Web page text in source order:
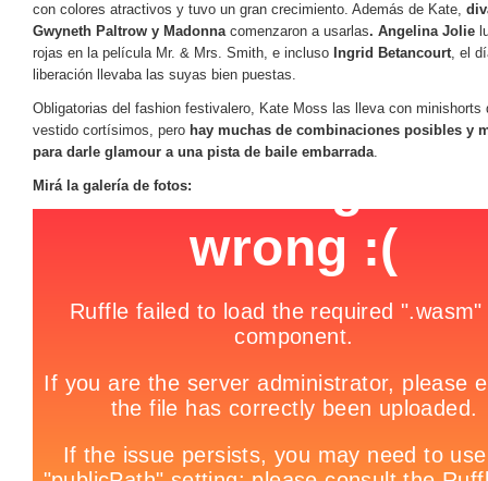
con colores atractivos y tuvo un gran crecimiento. Además de Kate,
Gwyneth Paltrow y Madonna comenzaron a usarlas. Angelina Jolie
rojas en la película Mr. & Mrs. Smith, e incluso Ingrid Betancourt, el
liberación llevaba las suyas bien puestas.
Obligatorias del fashion festivalero, Kate Moss las lleva con minishorts
vestido cortísimos, pero hay muchas de combinaciones posibles y
para darle glamour a una pista de baile embarrada.
Mirá la galería de fotos: